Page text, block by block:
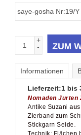
-
ZUM
Lieferzeit:1 bis
Nomaden Jurten
Antike Suzani
Zierband zum
Stickgarn Seide.
Technik: Flächen
Konturen und